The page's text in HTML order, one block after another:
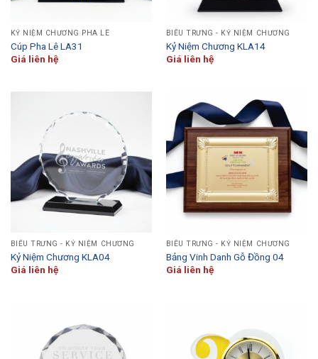
KỶ NIỆM CHƯƠNG PHA LÊ
Cúp Pha Lê LA31
Giá liên hệ
BIỂU TRƯNG - KỶ NIỆM CHƯƠNG
Kỷ Niệm Chương KLA14
Giá liên hệ
BIỂU TRƯNG - KỶ NIỆM CHƯƠNG
Kỷ Niệm Chương KLA04
Giá liên hệ
BIỂU TRƯNG - KỶ NIỆM CHƯƠNG
Bảng Vinh Danh Gỗ Đồng 04
Giá liên hệ